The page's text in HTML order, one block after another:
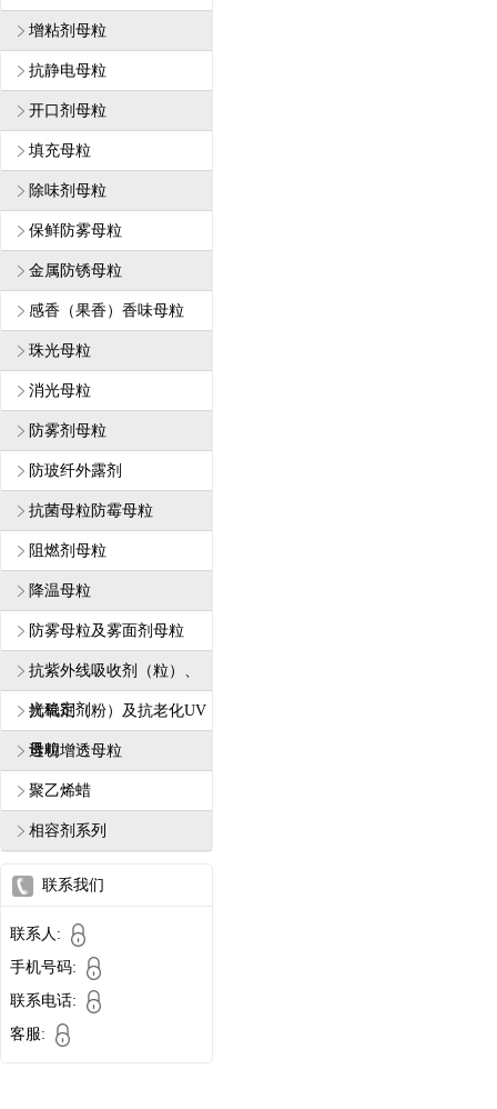
增粘剂母粒
抗静电母粒
开口剂母粒
填充母粒
除味剂母粒
保鲜防雾母粒
金属防锈母粒
感香（果香）香味母粒
珠光母粒
消光母粒
防雾剂母粒
防玻纤外露剂
抗菌母粒防霉母粒
阻燃剂母粒
降温母粒
防雾母粒及雾面剂母粒
抗紫外线吸收剂（粒）、
光稳定剂
抗氧剂（粉）及抗老化UV
母粒
透明增透母粒
聚乙烯蜡
相容剂系列
联系我们
联系人:
手机号码:
联系电话:
客服: